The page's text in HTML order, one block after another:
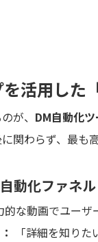
活用した
が、 DM自動化
関わらず、最も
動化ファネル
的な動画でユーザ
「詳細を知り